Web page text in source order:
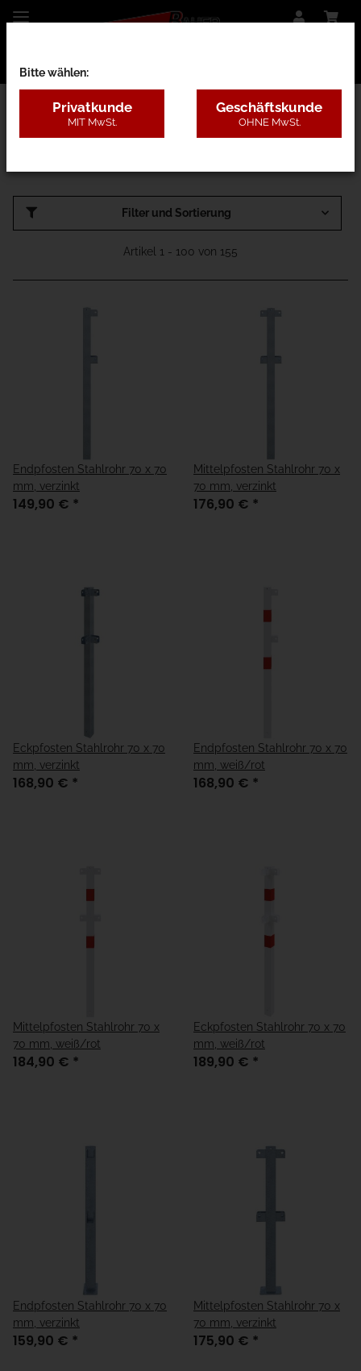
12 - Rammschutz
Filter und Sortierung
Artikel 1 - 100 von 155
Endpfosten Stahlrohr 70 x 70
mm, verzinkt
149,90 € *
Mittelpfosten Stahlrohr 70 x
70 mm, verzinkt
176,90 € *
Eckpfosten Stahlrohr 70 x 70
mm, verzinkt
168,90 € *
Endpfosten Stahlrohr 70 x 70
mm, weiß/rot
168,90 € *
Mittelpfosten Stahlrohr 70 x
70 mm, weiß/rot
184,90 € *
Eckpfosten Stahlrohr 70 x 70
mm, weiß/rot
189,90 € *
Endpfosten Stahlrohr 70 x 70
mm, verzinkt
159,90 € *
Mittelpfosten Stahlrohr 70 x
70 mm, verzinkt
175,90 € *
Bitte wählen:
Privatkunde
MIT MwSt.
Geschäftskunde
OHNE MwSt.